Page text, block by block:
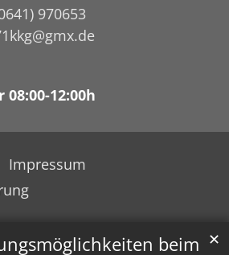
beim ✕
970653
08:00-12:00h
Impressum